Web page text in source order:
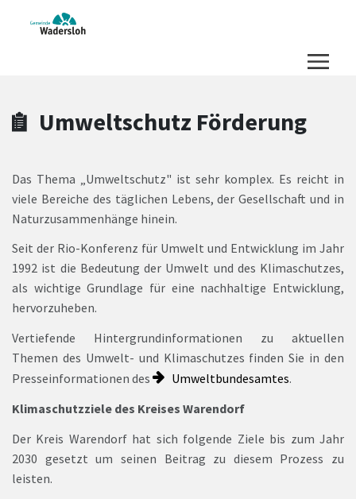
Zum Header
Zum Hauptinhalt
Zum Footer
Zum Hauptinhalt springen
Umweltschutz Förderung
Das Thema „Umweltschutz" ist sehr komplex. Es reicht in
viele Bereiche des täglichen Lebens, der Gesellschaft und in
Naturzusammenhänge hinein.
Seit der Rio-Konferenz für Umwelt und Entwicklung im Jahr
1992 ist die Bedeutung der Umwelt und des Klimaschutzes,
als wichtige Grundlage für eine nachhaltige Entwicklung,
hervorzuheben.
Vertiefende Hintergrundinformationen zu aktuellen
Themen des Umwelt- und Klimaschutzes finden Sie in den
Presseinformationen des
Umweltbundesamtes.
Klimaschutzziele des Kreises Warendorf
Der Kreis Warendorf hat sich folgende Ziele bis zum Jahr
2030 gesetzt um seinen Beitrag zu diesem Prozess zu
leisten.